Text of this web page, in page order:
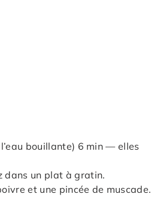
bouillante) 6 min — elles
dans un plat à gratin.
et une pincée de muscade.